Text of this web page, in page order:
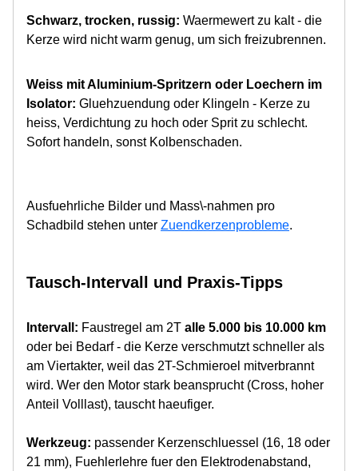
Schwarz, trocken, russig: Waermewert zu kalt - die
Kerze wird nicht warm genug, um sich freizubrennen.
Weiss mit Aluminium-Spritzern oder Loechern im
Isolator: Gluehzuendung oder Klingeln - Kerze zu
heiss, Verdichtung zu hoch oder Sprit zu schlecht.
Sofort handeln, sonst Kolbenschaden.
Ausfuehrliche Bilder und Mass\-nahmen pro
Schadbild stehen unter Zuendkerzenprobleme.
Tausch-Intervall und Praxis-Tipps
Intervall: Faustregel am 2T alle 5.000 bis 10.000 km
oder bei Bedarf - die Kerze verschmutzt schneller als
am Viertakter, weil das 2T-Schmieroel mitverbrannt
wird. Wer den Motor stark beansprucht (Cross, hoher
Anteil Volllast), tauscht haeufiger.
Werkzeug: passender Kerzenschluessel (16, 18 oder
21 mm), Fuehlerlehre fuer den Elektrodenabstand,